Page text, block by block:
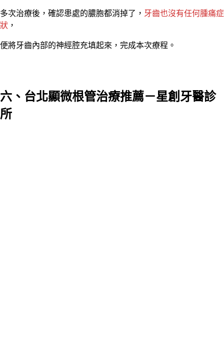
多次治療後，確認患處的膿胞都消掉了， 牙齒也沒有任何腫痛症
狀 ，
便將牙齒內部的神經腔充填起來，完成本次療程。
六、台北顯微根管治療推薦－星創牙醫診
所